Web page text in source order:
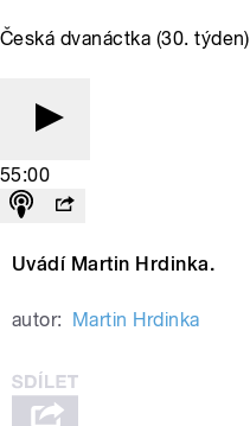
Česká dvanáctka (30. týden)
55:00
Uvádí Martin Hrdinka.
autor: Martin Hrdinka